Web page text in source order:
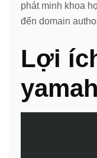
phát minh khoa
đến domain
Lợi